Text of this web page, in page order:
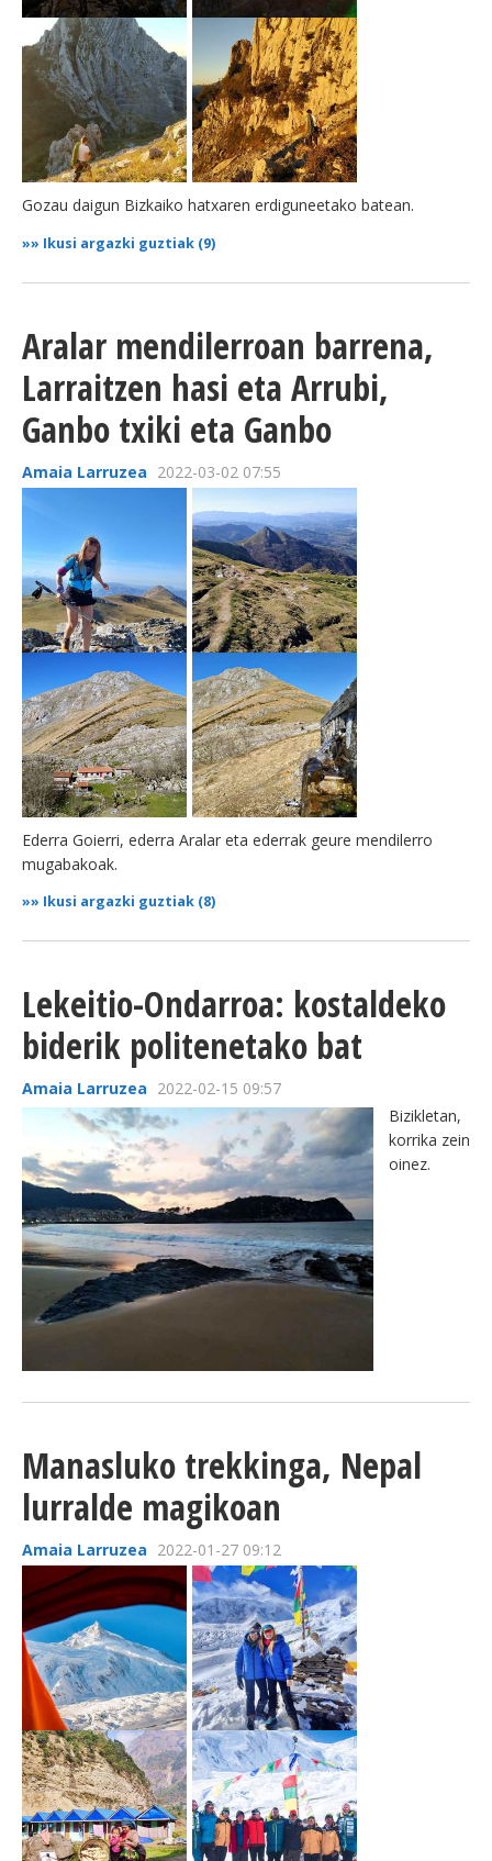
Gozau daigun Bizkaiko hatxaren erdiguneetako batean.
»» Ikusi argazki guztiak (9)
Aralar mendilerroan barrena,
Larraitzen hasi eta Arrubi,
Ganbo txiki eta Ganbo
Amaia Larruzea 2022-03-02 07:55
Ederra Goierri, ederra Aralar eta ederrak geure mendilerro
mugabakoak.
»» Ikusi argazki guztiak (8)
Lekeitio-Ondarroa: kostaldeko
biderik politenetako bat
Amaia Larruzea 2022-02-15 09:57
Bizikletan,
korrika zein
oinez.
Manasluko trekkinga, Nepal
lurralde magikoan
Amaia Larruzea 2022-01-27 09:12